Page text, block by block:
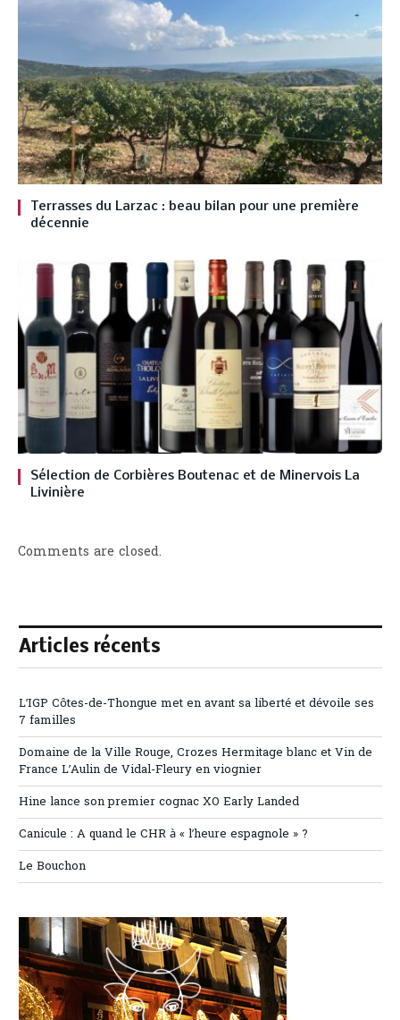
Terrasses du Larzac : beau bilan pour une première
décennie
Sélection de Corbières Boutenac et de Minervois La
Livinière
Comments are closed.
Articles récents
L’IGP Côtes-de-Thongue met en avant sa liberté et dévoile ses
7 familles
Domaine de la Ville Rouge, Crozes Hermitage blanc et Vin de
France L’Aulin de Vidal-Fleury en viognier
Hine lance son premier cognac XO Early Landed
Canicule : A quand le CHR à « l’heure espagnole » ?
Le Bouchon